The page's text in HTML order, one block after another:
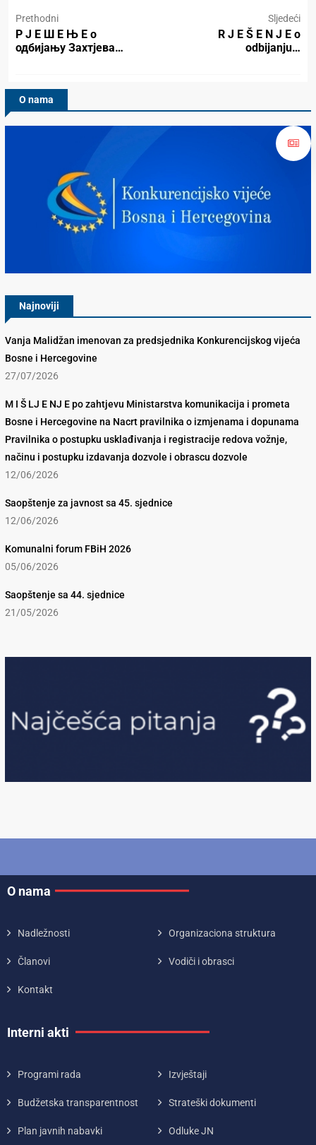
Prethodni
Р Ј Е Ш Е Њ Е о
одбијању Захтјева…
Sljedeći
R J E Š E N J E o
odbijanju…
O nama
Najnoviji
Vanja Malidžan imenovan za predsjednika Konkurencijskog vijeća
Bosne i Hercegovine
27/07/2026
M I Š LJ E NJ E po zahtjevu Ministarstva komunikacija i prometa
Bosne i Hercegovine na Nacrt pravilnika o izmjenama i dopunama
Pravilnika o postupku usklađivanja i registracije redova vožnje,
načinu i postupku izdavanja dozvole i obrascu dozvole
12/06/2026
Saopštenje za javnost sa 45. sjednice
12/06/2026
Komunalni forum FBiH 2026
05/06/2026
Saopštenje sa 44. sjednice
21/05/2026
O nama
Nadležnosti Organizaciona struktura
Članovi Vodiči i obrasci
Kontakt
Interni akti
Programi rada Izvještaji
Budžetska transparentnost Strateški dokumenti
Plan javnih nabavki Odluke JN